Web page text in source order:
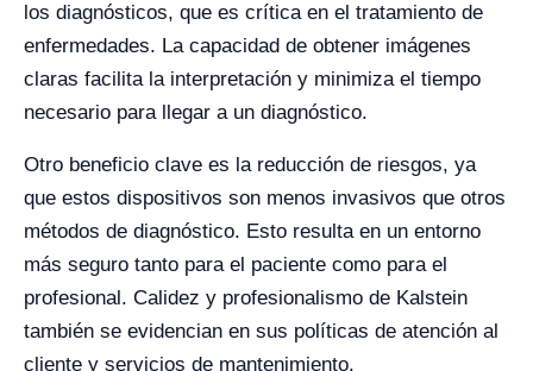
los diagnósticos, que es crítica en el tratamiento de
enfermedades. La capacidad de obtener imágenes
claras facilita la interpretación y minimiza el tiempo
necesario para llegar a un diagnóstico.
Otro beneficio clave es la reducción de riesgos, ya
que estos dispositivos son menos invasivos que otros
métodos de diagnóstico. Esto resulta en un entorno
más seguro tanto para el paciente como para el
profesional. Calidez y profesionalismo de Kalstein
también se evidencian en sus políticas de atención al
cliente y servicios de mantenimiento.